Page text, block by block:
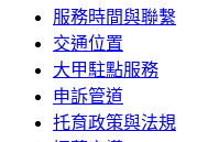
服務時間與聯繫
交通位置
大甲駐點服務
申訴管道
托育政策與法規